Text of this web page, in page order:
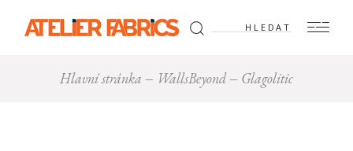
Hledat:
Hlavní stránka WallsBeyond Glagolitic